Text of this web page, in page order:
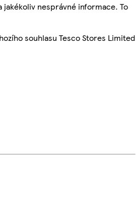
nesprávné informace. To
souhlasu Tesco Stores Limited